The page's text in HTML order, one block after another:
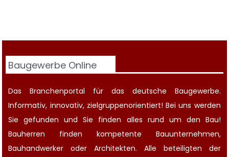
Baugewerbe Online
Das Branchenportal für das deutsche Baugewerbe.
Informativ, innovativ, zielgruppenorientiert! Bei uns werden
Sie gefunden und Sie finden alles rund um den Bau!
Bauherren finden kompetente Bauunternehmen,
Bauhandwerker oder Architekten. Alle beteiligten der